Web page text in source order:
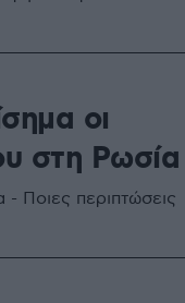
οι
στη Ρωσία
Ποιες περιπτώσεις